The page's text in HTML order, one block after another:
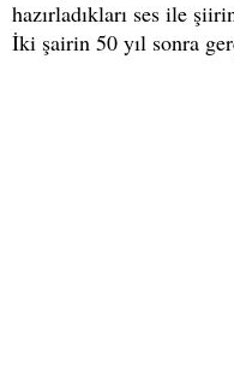
hazırladıkları ses ile
İki şairin 50 yıl sonra